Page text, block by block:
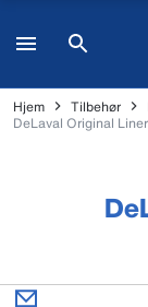
Hjem Tilbehør
DeLaval Original